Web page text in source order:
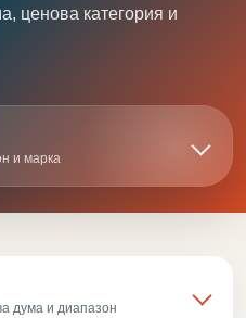
ценова категория и
и марка
дума и диапазон